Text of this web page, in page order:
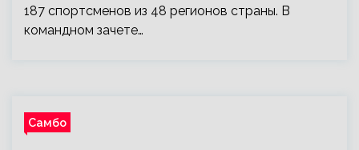
187 спортсменов из 48 регионов страны. В
командном зачете…
Самбо